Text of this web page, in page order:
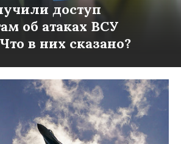
доступ
об атаках ВСУ
в них сказано?